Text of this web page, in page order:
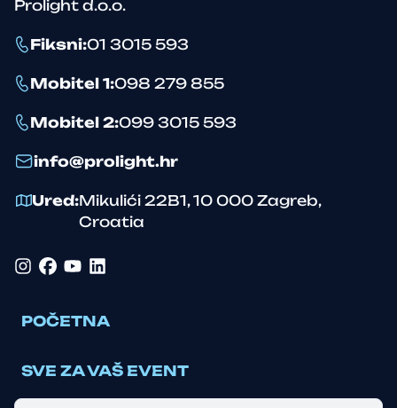
Prolight d.o.o.
Fiksni:01 3015 593
Mobitel 1:098 279 855
Mobitel 2:099 3015 593
info@prolight.hr
Ured:Mikulići 22B1,10 000 Zagreb,
Croatia
POČETNA
SVE ZA VAŠ EVENT